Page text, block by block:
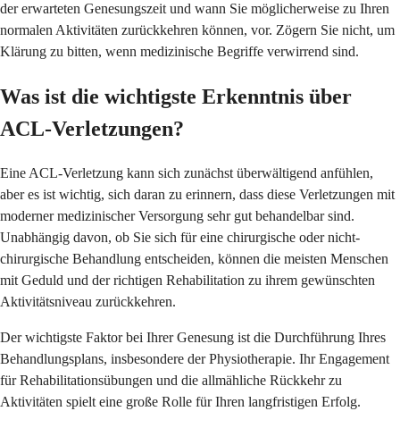
der erwarteten Genesungszeit und wann Sie möglicherweise zu Ihren
normalen Aktivitäten zurückkehren können, vor. Zögern Sie nicht, um
Klärung zu bitten, wenn medizinische Begriffe verwirrend sind.
Was ist die wichtigste Erkenntnis über
ACL-Verletzungen?
Eine ACL-Verletzung kann sich zunächst überwältigend anfühlen,
aber es ist wichtig, sich daran zu erinnern, dass diese Verletzungen mit
moderner medizinischer Versorgung sehr gut behandelbar sind.
Unabhängig davon, ob Sie sich für eine chirurgische oder nicht-
chirurgische Behandlung entscheiden, können die meisten Menschen
mit Geduld und der richtigen Rehabilitation zu ihrem gewünschten
Aktivitätsniveau zurückkehren.
Der wichtigste Faktor bei Ihrer Genesung ist die Durchführung Ihres
Behandlungsplans, insbesondere der Physiotherapie. Ihr Engagement
für Rehabilitationsübungen und die allmähliche Rückkehr zu
Aktivitäten spielt eine große Rolle für Ihren langfristigen Erfolg.